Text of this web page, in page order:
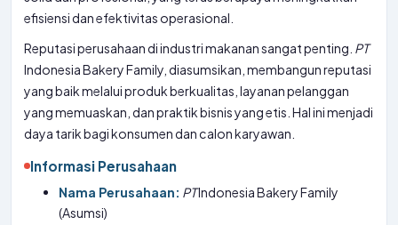
efisiensi dan efektivitas operasional.
Reputasi perusahaan di industri makanan sangat penting. PT
Indonesia Bakery Family, diasumsikan, membangun reputasi
yang baik melalui produk berkualitas, layanan pelanggan
yang memuaskan, dan praktik bisnis yang etis. Hal ini menjadi
daya tarik bagi konsumen dan calon karyawan.
Informasi Perusahaan
Nama Perusahaan: PTIndonesia Bakery Family
(Asumsi)